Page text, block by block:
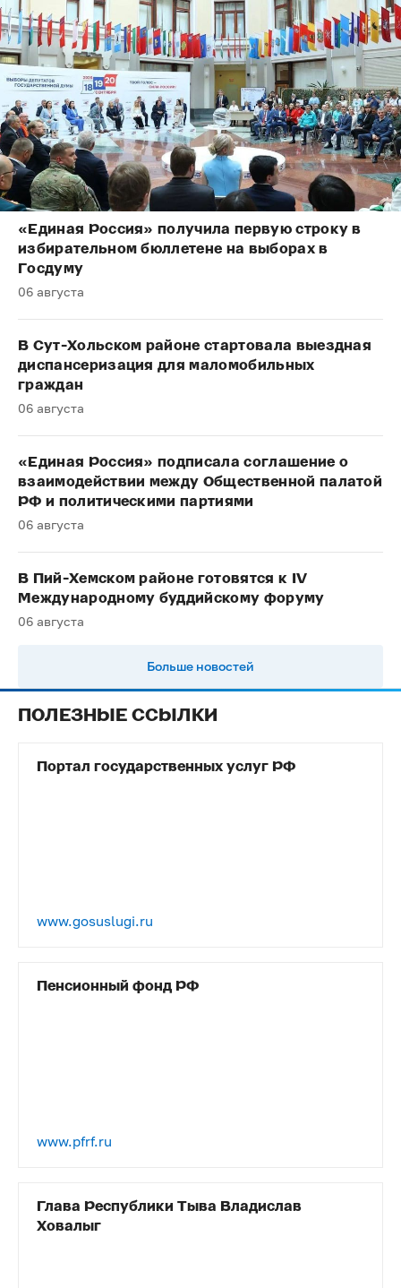
«Единая Россия» получила первую строку в
избирательном бюллетене на выборах в
Госдуму
06 августа
В Сут-Хольском районе стартовала выездная
диспансеризация для маломобильных
граждан
06 августа
«Единая Россия» подписала соглашение о
взаимодействии между Общественной палатой
РФ и политическими партиями
06 августа
В Пий-Хемском районе готовятся к IV
Международному буддийскому форуму
06 августа
Больше новостей
ПОЛЕЗНЫЕ ССЫЛКИ
Портал государственных услуг РФ
www.gosuslugi.ru
Пенсионный фонд РФ
www.pfrf.ru
Глава Республики Тыва Владислав
Ховалыг